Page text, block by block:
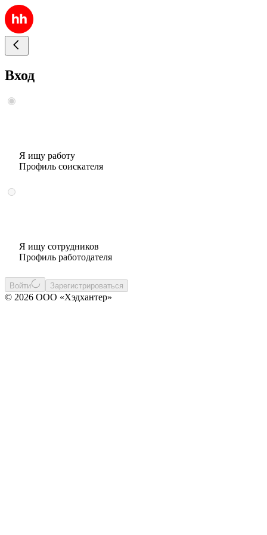
Вход
Я ищу работу
Профиль соискателя
Я ищу сотрудников
Профиль работодателя
Войти Зарегистрироваться
© 2026 ООО «Хэдхантер»